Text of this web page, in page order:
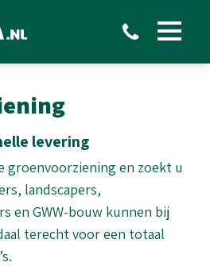
Toon
menu
levering
groenvoorziening en zoekt u
landscapers,
en GWW-bouw kunnen bij
terecht voor een totaal